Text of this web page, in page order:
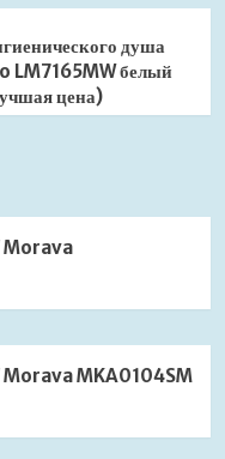
душа
LM7165MW белый
цена)
Morava
Morava MKA0104SM